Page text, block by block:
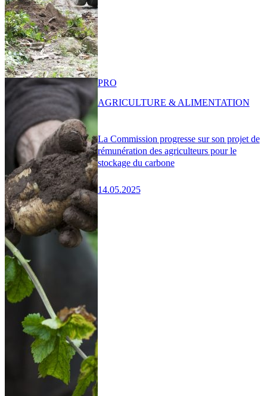
La Commission progresse sur son projet de
rémunération des agriculteurs pour le
stockage du carbone
14.05.2025
PRO
AGRICULTURE & ALIMENTATION